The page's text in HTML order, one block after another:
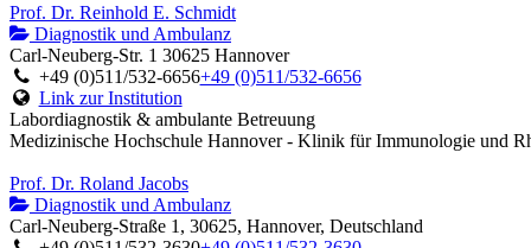
Prof. Dr. Reinhold E. Schmidt
Diagnostik und Ambulanz
Carl-Neuberg-Str. 1 30625 Hannover
+49 (0)511/532-6656+49 (0)511/532-6656
Link zur Institution
Labordiagnostik & ambulante Betreuung
Medizinische Hochschule Hannover - Klinik für Immunologie und
Prof. Dr. Roland Jacobs
Diagnostik und Ambulanz
Carl-Neuberg-Straße 1, 30625, Hannover, Deutschland